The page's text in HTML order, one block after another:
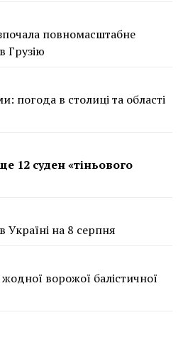
повномасштабне
Грузію
погода в столиці та області
12 суден «тіньового
Україні на 8 серпня
жодної ворожої балістичної